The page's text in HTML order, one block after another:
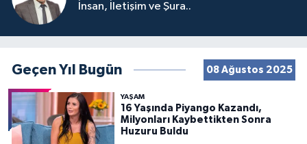
İnsan, İletişim ve Şura..
Geçen Yıl Bugün 08 Ağustos 2025
YAŞAM
16 Yaşında Piyango Kazandı,
Milyonları Kaybettikten Sonra
Huzuru Buldu